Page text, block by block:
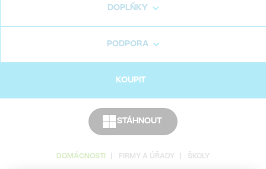
DOPLŇKY
PODPORA
KOUPIT
STÁHNOUT
DOMÁCNOSTI FIRMY A ÚŘADY ŠKOLY